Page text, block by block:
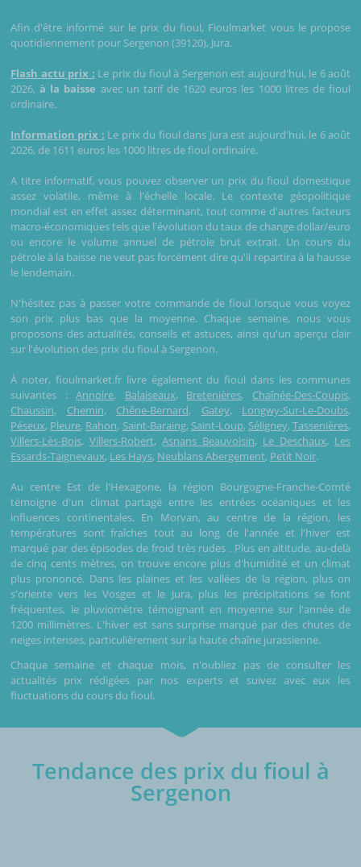
Afin d'être informé sur le prix du fioul, Fioulmarket vous le propose
quotidiennement pour Sergenon (39120), Jura.
Flash actu prix : Le prix du fioul à Sergenon est aujourd'hui, le 6 août
2026,à la baisse avec un tarif de 1620 euros les 1000 litres de fioul
ordinaire.
Information prix : Le prix du fioul dans Jura est aujourd'hui, le 6 août
2026, de 1611 euros les 1000 litres de fioul ordinaire.
A titre informatif, vous pouvez observer un prix du fioul domestique
assez volatile, même à l'échelle locale. Le contexte géopolitique
mondial est en effet assez déterminant, tout comme d'autres facteurs
macro-économiques tels que l'évolution du taux de change dollar/euro
ou encore le volume annuel de pétrole brut extrait. Un cours du
pétrole à la baisse ne veut pas forcément dire qu'il repartira à la hausse
le lendemain.
N'hésitez pas à passer votre commande de fioul lorsque vous voyez
son prix plus bas que la moyenne. Chaque semaine, nous vous
proposons des actualités, conseils et astuces, ainsi qu'un aperçu clair
sur l'évolution des prix du fioul à Sergenon.
À noter, fioulmarket.fr livre également du fioul dans les communes
suivantes :Annoire, Balaiseaux, Bretenières, Chaînée-Des-Coupis,
Chaussin, Chemin, Chêne-Bernard, Gatey, Longwy-Sur-Le-Doubs,
Péseux, Pleure, Rahon, Saint-Baraing, Saint-Loup, Séligney,Tassenières,
Villers-Lès-Bois, Villers-Robert, Asnans Beauvoisin, Le Deschaux, Les
Essards-Taignevaux, Les Hays, Neublans Abergement, Petit Noir.
Au centre Est de l'Hexagone, la région Bourgogne-Franche-Comté
témoigne d'un climat partagé entre les entrées océaniques et les
influences continentales. En Morvan, au centre de la région, les
températures sont fraîches tout au long de l'année et l'hiver est
marqué par des épisodes de froid très rudes . Plus en altitude, au-delà
de cinq cents mètres, on trouve encore plus d'humidité et un climat
plus prononcé. Dans les plaines et les vallées de la région, plus on
s'oriente vers les Vosges et le Jura, plus les précipitations se font
fréquentes, le pluviomètre témoignant en moyenne sur l'année de
1200 millimètres. L'hiver est sans surprise marqué par des chutes de
neiges intenses, particulièrement sur la haute chaîne jurassienne.
Chaque semaine et chaque mois, n'oubliez pas de consulter les
actualités prix rédigées par nos experts et suivez avec eux les
fluctuations du cours du fioul.
Tendance des prix du fioul à
Sergenon